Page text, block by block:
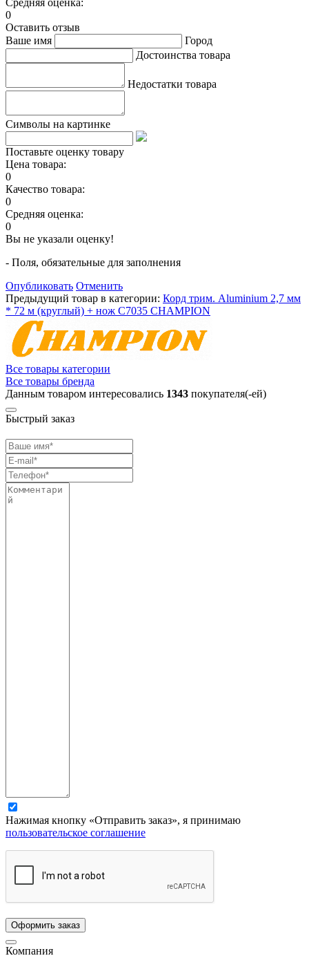
Средняя оценка:
0
Оставить отзыв
Ваше имя
Город
Достоинства товара
Недостатки товара
Символы на картинке
Поставьте оценку товару
Цена товара:
0
Качество товара:
0
Средняя оценка:
0
Вы не указали оценку!
- Поля, обязательные для заполнения
Опубликовать Отменить
Предыдущий товар в категории: Корд трим. Aluminium 2,7 мм
* 72 м (круглый) + нож C7035 CHAMPION
Все товары категории
Все товары бренда
Данным товаром интересовались 1343 покупателя(-ей)
Быстрый заказ
Нажимая кнопку «Отправить заказ», я принимаю
пользовательское соглашение
Компания